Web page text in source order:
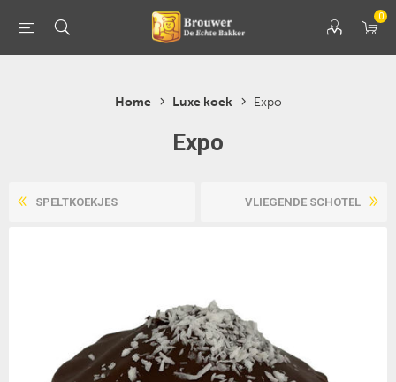
0
Home Luxe koek Expo
Expo
SPELTKOEKJES VLIEGENDE SCHOTEL